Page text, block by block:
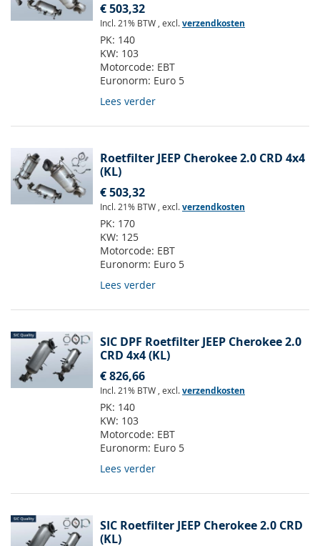
€ 503,32
Incl. 21% BTW , excl.verzendkosten
PK: 140
KW: 103
Motorcode: EBT
Euronorm: Euro 5
Lees verder
Roetfilter JEEP Cherokee 2.0 CRD 4x4
(KL)
€ 503,32
Incl. 21% BTW , excl.verzendkosten
PK: 170
KW: 125
Motorcode: EBT
Euronorm: Euro 5
Lees verder
SIC DPF Roetfilter JEEP Cherokee 2.0
CRD 4x4 (KL)
€ 826,66
Incl. 21% BTW , excl.verzendkosten
PK: 140
KW: 103
Motorcode: EBT
Euronorm: Euro 5
Lees verder
SIC Roetfilter JEEP Cherokee 2.0 CRD
(KL)